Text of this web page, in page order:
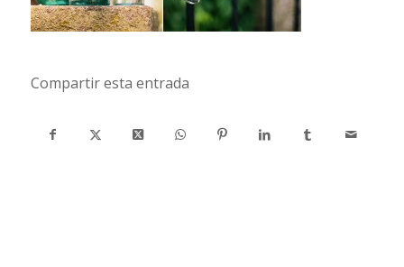
Compartir esta entrada